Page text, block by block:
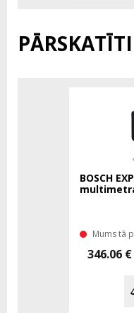
BOSCH
Mums tā
346.06 €